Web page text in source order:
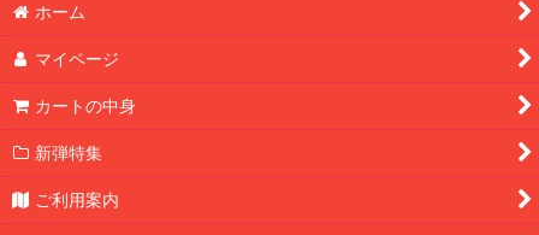
ホーム
マイページ
カートの中身
新弾特集
ご利用案内